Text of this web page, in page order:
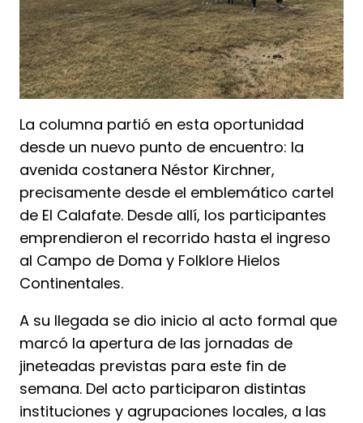
La columna partió en esta oportunidad
desde un nuevo punto de encuentro: la
avenida costanera Néstor Kirchner,
precisamente desde el emblemático cartel
de El Calafate. Desde allí, los participantes
emprendieron el recorrido hasta el ingreso
al Campo de Doma y Folklore Hielos
Continentales.
A su llegada se dio inicio al acto formal que
marcó la apertura de las jornadas de
jineteadas previstas para este fin de
semana. Del acto participaron distintas
instituciones y agrupaciones locales, a las